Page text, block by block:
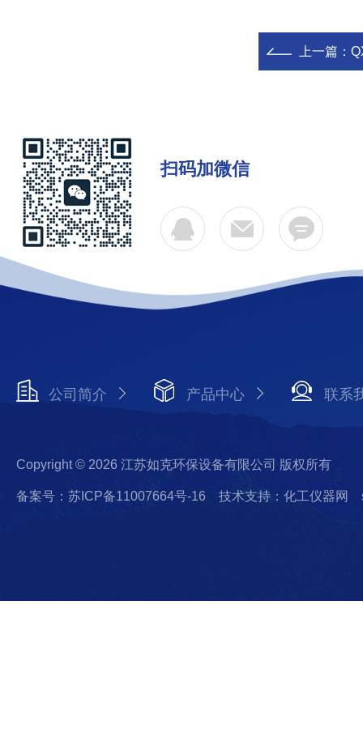
上一篇：
扫码加微信
公司简介 产品中心 联系
Copyright © 2026 江苏如克环保设备有限公司 版权所有
备案号：苏ICP备11007664号-16 技术支持：化工仪器网